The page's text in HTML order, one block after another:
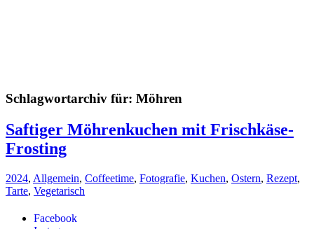
Facebook
Schlagwortarchiv für: Möhren
Saftiger Möhrenkuchen mit Frischkäse-
Frosting
2024, Allgemein, Coffeetime, Fotografie, Kuchen, Ostern, Rezept,
Tarte, Vegetarisch